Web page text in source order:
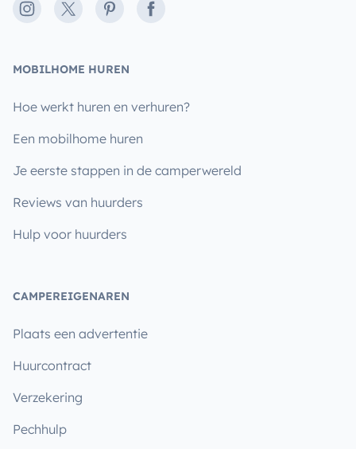
Instagram
X PinterestFacebook
MOBILHOME HUREN
Hoe werkt huren en verhuren?
Een mobilhome huren
Je eerste stappen in de camperwereld
Reviews van huurders
Hulp voor huurders
CAMPEREIGENAREN
Plaats een advertentie
Huurcontract
Verzekering
Pechhulp